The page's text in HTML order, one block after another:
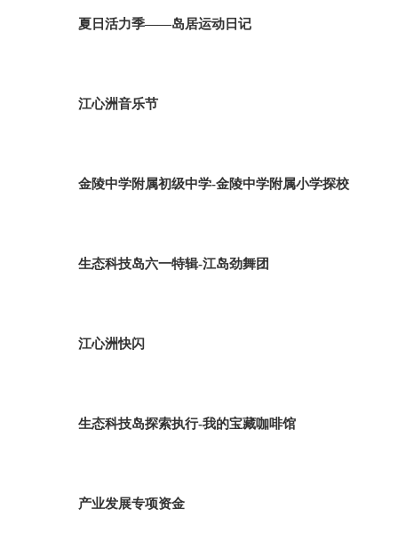
夏日活力季——岛居运动日记
江心洲音乐节
金陵中学附属初级中学-金陵中学附属小学探校
生态科技岛六一特辑-江岛劲舞团
江心洲快闪
生态科技岛探索执行-我的宝藏咖啡馆
产业发展专项资金